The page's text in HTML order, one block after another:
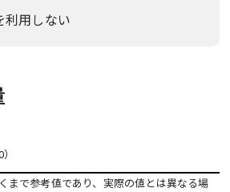
利用しない
まで参考値であり、実際の値とは異なる場